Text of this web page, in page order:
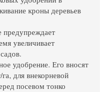
кроны деревьев
предупреждает
увеличивает
удобрение. Его вносят
для внекорневой
посевом тонко